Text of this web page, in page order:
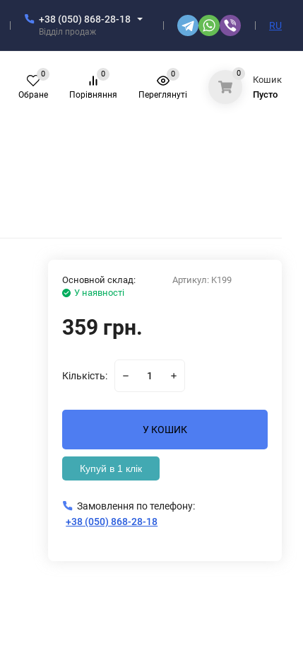
+38 (050) 868-28-18
Відділ продаж
RU
Обране
0
Порівняння
0
Переглянуті
0 0
Кошик
Пусто
Артикул: K199
Основной склад:
У наявності
359 грн.
Кількість:
У КОШИК
Купуй в 1 клік
Замовлення по телефону:
+38 (050) 868-28-18